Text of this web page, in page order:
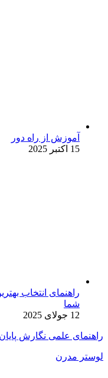
آموزش از راه دور
15 اکتبر 2025
راهنمای انتخاب
شما
12 جولای 2025
راهنمای علمی نگارش
لوستر مدرن